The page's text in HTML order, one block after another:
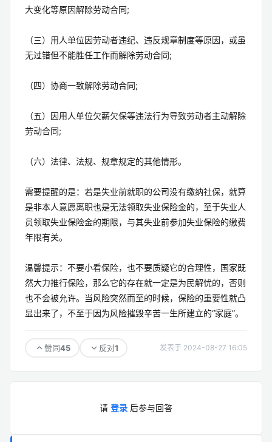
大变化等原因解除劳动合同;
（三）用人单位因劳动者违纪、违反规章制度等原因，或虽
无过错但不能胜任工作而解除劳动合同;
（四）协商一致解除劳动合同;
（五）因用人单位欠薪欠保等违法行为导致劳动者主动解除
劳动合同;
（六）法律、法规、规章规定的其他情形。
需要提醒的是：若是失业前就职的公司没有缴纳社保，就算
是非本人意愿离职也是无法领取失业保险金的，至于失业人
员领取失业保险金的期限，与其失业前参加失业保险的缴费
年限有关。
温馨提示：不要小看保险，也不要质疑它的合理性，国家既
然大力推行保险，那么它的存在就一定是为民解忧的，否则
也不会被允许。当风险突然而至的时候，保险的重要性就凸
显出来了，不至于因为风险摧毁辛苦一生所建立的“家庭”。
赞同45 反对1 发表于 2024-08-27 16:05
请 登录 后参与回答